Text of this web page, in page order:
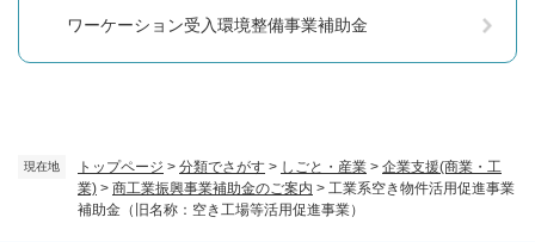
現在地 トップページ > 分類でさがす > しごと・産業 > 企業支援(商業・工
業) > 商工業振興事業補助金のご案内 > 工業系空き物件活用促進事業
補助金（旧名称：空き工場等活用促進事業）
ワーケーション受入環境整備事業補助金